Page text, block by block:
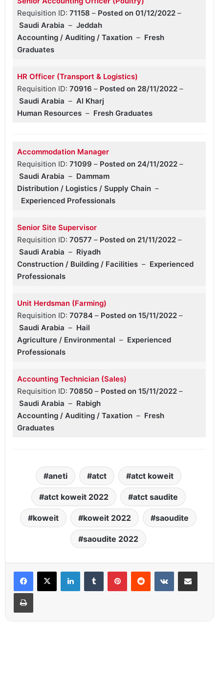
Requisition ID: 71158 – Posted on 01/12/2022–
Saudi Arabia – Jeddah
Accounting / Auditing / Taxation– Fresh
Graduates
HR Officer (Transport & Logistics)
Requisition ID: 70916 – Posted on 28/11/2022–
Saudi Arabia – Al Kharj
Human Resources– Fresh Graduates
Accommodation Manager
Requisition ID: 71099 – Posted on 24/11/2022–
Saudi Arabia – Dammam
Distribution / Logistics / Supply Chain–
Experienced Professionals
Senior Site Supervisor
Requisition ID: 70577 – Posted on 21/11/2022–
Saudi Arabia – Riyadh
Construction / Building / Facilities– Experienced
Professionals
Unit Herdsman (Farming)
Requisition ID: 70784– Posted on 15/11/2022–
Saudi Arabia – Hail
Agriculture / Environmental – Experienced
Professionals
Accounting Technician (Sales)
Requisition ID: 70850– Posted on 15/11/2022–
Saudi Arabia – Rabigh
Accounting / Auditing / Taxation– Fresh
Graduates
aneti atct atct koweit
atct koweit 2022 atct saudite
koweit koweit 2022 saoudite
saoudite 2022
LinkedinTumblr PinterestReddit VKontaktePartager par email
Imprimer